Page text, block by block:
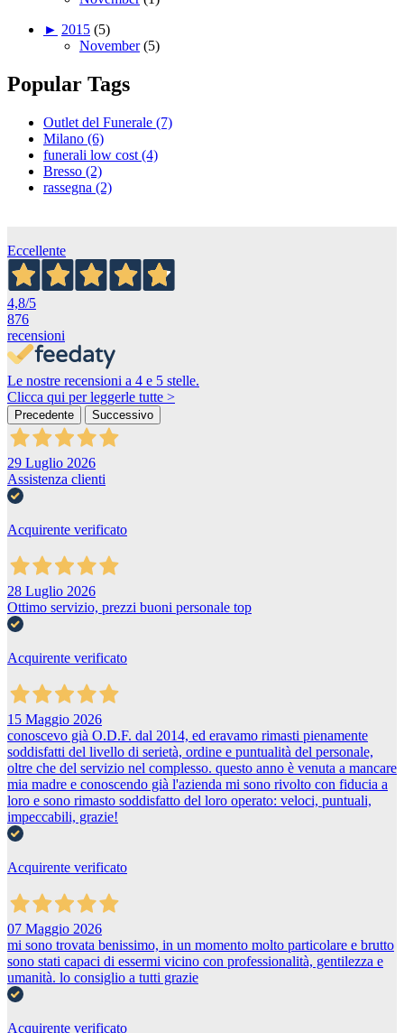
► 2015 (5)
November (5)
Popular Tags
Outlet del Funerale (7)
Milano (6)
funerali low cost (4)
Bresso (2)
rassegna (2)
Eccellente
4,8/5
876
recensioni
Le nostre recensioni a 4 e 5 stelle.
Clicca qui per leggerle tutte >
Precedente Successivo
29 Luglio 2026
Assistenza clienti
Acquirente verificato
28 Luglio 2026
Ottimo servizio, prezzi buoni personale top
Acquirente verificato
15 Maggio 2026
conoscevo già O.D.F. dal 2014, ed eravamo rimasti pienamente
soddisfatti del livello di serietà, ordine e puntualità del personale,
oltre che del servizio nel complesso. questo anno è venuta a mancare
mia madre e conoscendo già l'azienda mi sono rivolto con fiducia a
loro e sono rimasto soddisfatto del loro operato: veloci, puntuali,
impeccabili, grazie!
Acquirente verificato
07 Maggio 2026
mi sono trovata benissimo, in un momento molto particolare e brutto
sono stati capaci di essermi vicino con professionalità, gentilezza e
umanità. lo consiglio a tutti grazie
Acquirente verificato